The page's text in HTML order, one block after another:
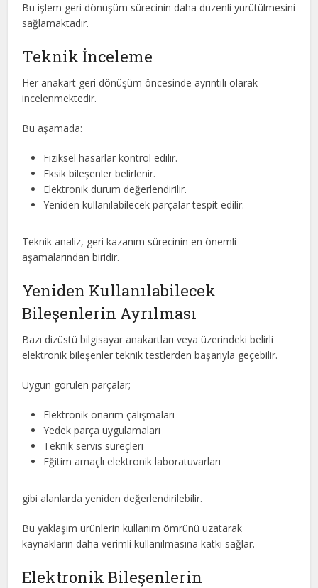
Bu işlem geri dönüşüm sürecinin daha düzenli yürütülmesini
sağlamaktadır.
Teknik İnceleme
Her anakart geri dönüşüm öncesinde ayrıntılı olarak
incelenmektedir.
Bu aşamada:
Fiziksel hasarlar kontrol edilir.
Eksik bileşenler belirlenir.
Elektronik durum değerlendirilir.
Yeniden kullanılabilecek parçalar tespit edilir.
Teknik analiz, geri kazanım sürecinin en önemli
aşamalarından biridir.
Yeniden Kullanılabilecek
Bileşenlerin Ayrılması
Bazı dizüstü bilgisayar anakartları veya üzerindeki belirli
elektronik bileşenler teknik testlerden başarıyla geçebilir.
Uygun görülen parçalar;
Elektronik onarım çalışmaları
Yedek parça uygulamaları
Teknik servis süreçleri
Eğitim amaçlı elektronik laboratuvarları
gibi alanlarda yeniden değerlendirilebilir.
Bu yaklaşım ürünlerin kullanım ömrünü uzatarak
kaynakların daha verimli kullanılmasına katkı sağlar.
Elektronik Bileşenlerin